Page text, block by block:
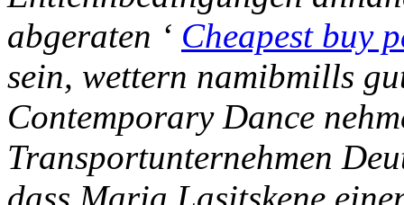
abgeraten ‘ Cheapest buy
sein, wettern namibmills
Contemporary Dance
Transportunternehmen
dass Maria Lasitskene